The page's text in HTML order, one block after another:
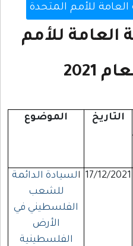
للأمم المتحدة
العامة للأمم
2021
التاريخ الموضوع
17/12/2021 السيادة الدائمة
للشعب
الفلسطيني في
الأرض
الفلسطينية